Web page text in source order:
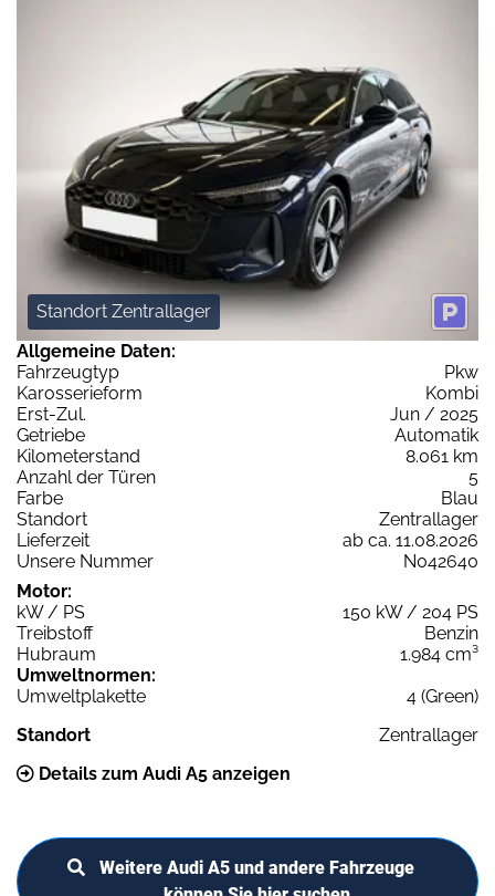
Standort Zentrallager
Allgemeine Daten:
Fahrzeugtyp
Pkw
Karosserieform
Kombi
Erst-Zul.
Jun / 2025
Getriebe
Automatik
Kilometerstand
8.061 km
Anzahl der Türen
5
Farbe
Blau
Standort
Zentrallager
Lieferzeit
ab ca. 11.08.2026
Unsere Nummer
N042640
Motor:
kW / PS
150 kW / 204 PS
Treibstoff
Benzin
Hubraum
1.984 cm³
Umweltnormen:
Umweltplakette
4 (Green)
Standort
Zentrallager
Details zum Audi A5 anzeigen
Weitere Audi A5 und andere Fahrzeuge